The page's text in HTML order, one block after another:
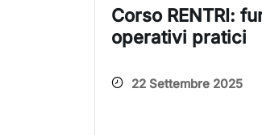
Corso RENTRI:
operativi pratici
22 Settembre 2025